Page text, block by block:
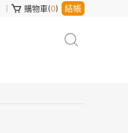
購物車(0) 結帳